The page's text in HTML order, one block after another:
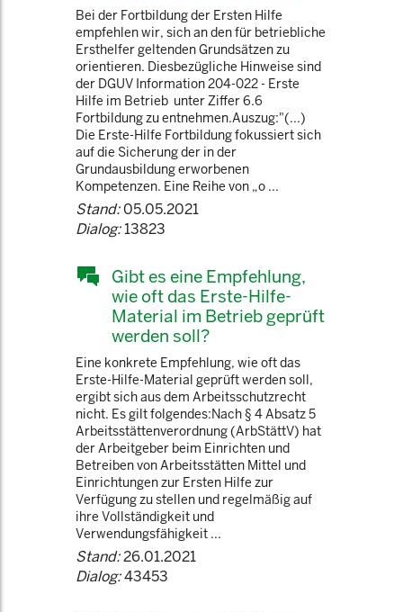
Bei der Fortbildung der Ersten Hilfe
empfehlen wir, sich an den für betriebliche
Ersthelfer geltenden Grundsätzen zu
orientieren. Diesbezügliche Hinweise sind
der DGUV Information 204-022 - Erste
Hilfe im Betrieb unter Ziffer 6.6
Fortbildung zu entnehmen.Auszug:"(...)
Die Erste-Hilfe Fortbildung fokussiert sich
auf die Sicherung der in der
Grundausbildung erworbenen
Kompetenzen. Eine Reihe von „o ...
Stand:05.05.2021
Dialog:13823
Gibt es eine Empfehlung,
wie oft das Erste-Hilfe-
Material im Betrieb geprüft
werden soll?
Eine konkrete Empfehlung, wie oft das
Erste-Hilfe-Material geprüft werden soll,
ergibt sich aus dem Arbeitsschutzrecht
nicht. Es gilt folgendes:Nach § 4 Absatz 5
Arbeitsstättenverordnung (ArbStättV) hat
der Arbeitgeber beim Einrichten und
Betreiben von Arbeitsstätten Mittel und
Einrichtungen zur Ersten Hilfe zur
Verfügung zu stellen und regelmäßig auf
ihre Vollständigkeit und
Verwendungsfähigkeit ...
Stand:26.01.2021
Dialog:43453